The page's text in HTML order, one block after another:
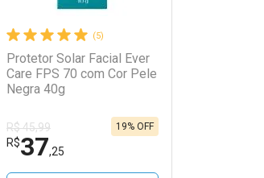
(5)
Protetor Solar Facial Ever
Care FPS 70 com Cor Pele
Negra 40g
R$ 45,99
R$37,25
19% OFF